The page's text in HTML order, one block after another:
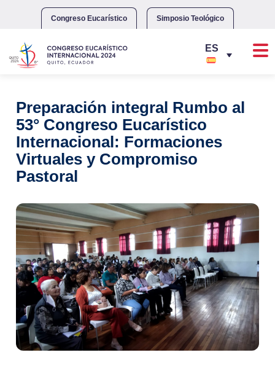
Congreso Eucarístico Simposio Teológico
Preparación integral Rumbo al
53° Congreso Eucarístico
Internacional: Formaciones
Virtuales y Compromiso
Pastoral